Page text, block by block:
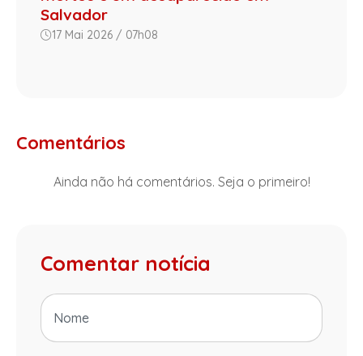
Salvador
17 Mai 2026 / 07h08
Comentários
Ainda não há comentários. Seja o primeiro!
Comentar notícia